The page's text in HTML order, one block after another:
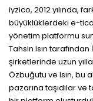
iyzico, 2012 yılında,
büyüklüklerdeki e-
yönetim platformu
Tahsin Isın tarafından
şirketlerinde uzun
Özbuğutu ve Isın, bu
pazarına taşıdılar